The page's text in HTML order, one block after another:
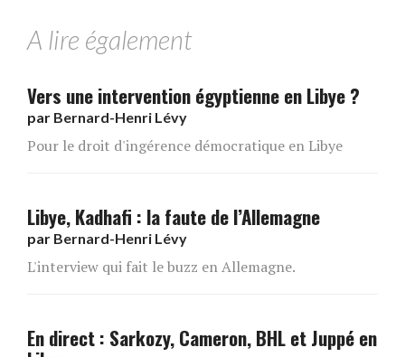
A lire également
Vers une intervention égyptienne en Libye ?
par Bernard-Henri Lévy
Pour le droit d'ingérence démocratique en Libye
Libye, Kadhafi : la faute de l’Allemagne
par Bernard-Henri Lévy
L'interview qui fait le buzz en Allemagne.
En direct : Sarkozy, Cameron, BHL et Juppé en